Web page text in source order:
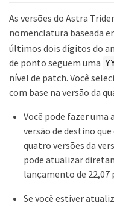
As versões do Astra
nomenclatura baseada
últimos dois dígitos do
de ponto seguem uma
nível de patch. Você
com base na versão da
Você pode fazer
versão de destino
quatro versões da
pode atualizar
lançamento de 22,07
Se você estiver